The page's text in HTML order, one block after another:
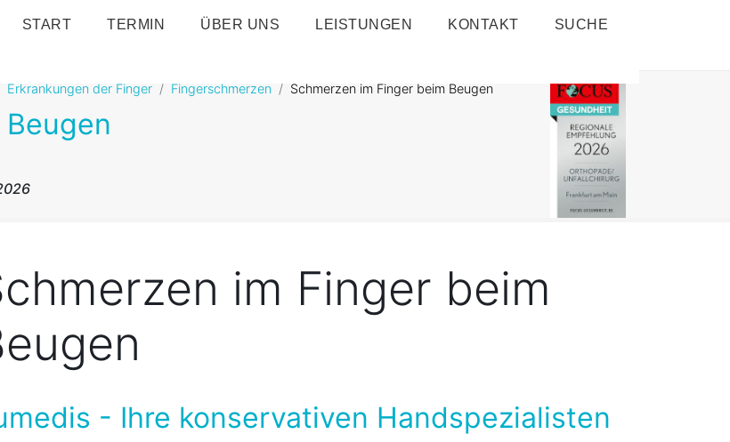
START TERMIN ÜBER UNS LEISTUNGEN KONTAKT SUCHE
Erkrankungen der Finger Fingerschmerzen Schmerzen im Finger beim Beugen
im Finger beim
- Ihre konservativen Handspezialisten